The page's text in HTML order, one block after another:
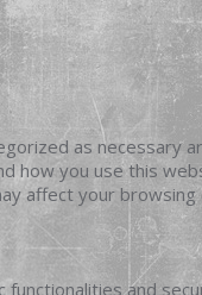
as necessary
how you use this
affect your browsing
and